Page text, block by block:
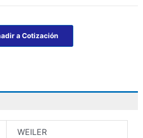
a Cotización
WEILER